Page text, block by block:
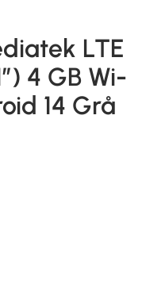
LTE
4 GB Wi-
14 Grå